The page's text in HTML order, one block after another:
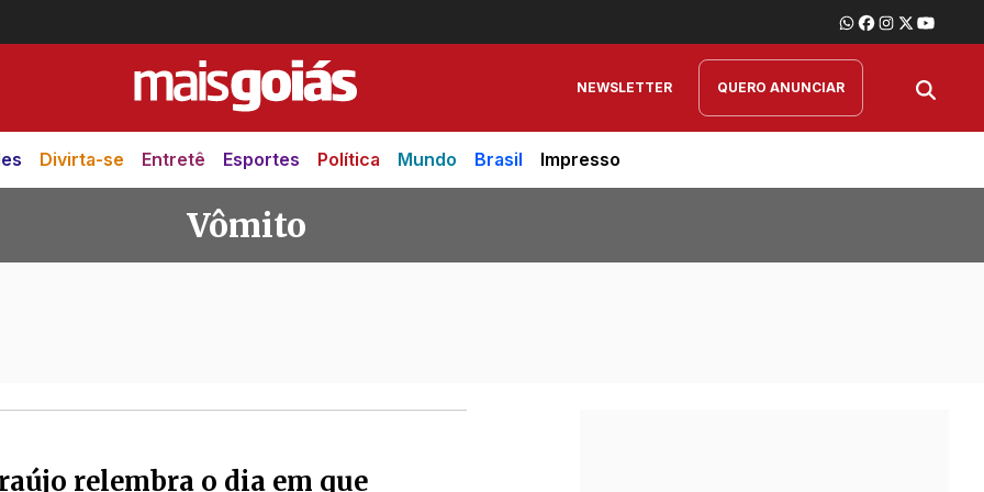
NEWSLETTER QUERO ANUNCIAR
Divirta-se Entretê Esportes Política Mundo Brasil Impresso
Vômito
relembra o dia em que